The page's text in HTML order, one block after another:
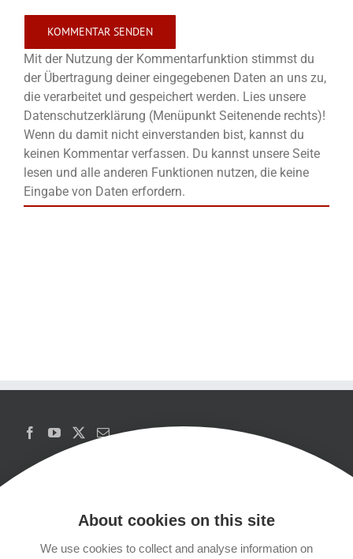
Mit der Nutzung der Kommentarfunktion stimmst du
der Übertragung deiner eingegebenen Daten an uns zu,
die verarbeitet und gespeichert werden. Lies unsere
Datenschutzerklärung (Menüpunkt Seitenende rechts)!
Wenn du damit nicht einverstanden bist, kannst du
keinen Kommentar verfassen. Du kannst unsere Seite
lesen und alle anderen Funktionen nutzen, die keine
Eingabe von Daten erfordern.
About cookies on this site
We use cookies to collect and analyse information on